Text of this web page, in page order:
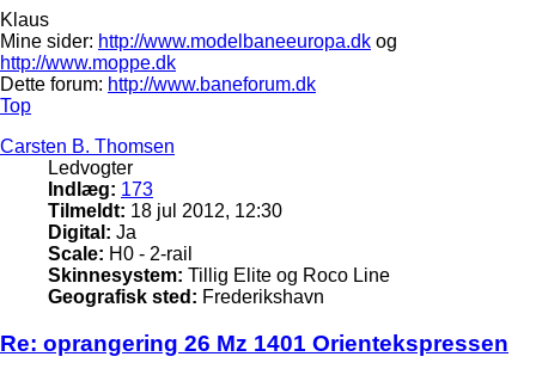
Klaus
Mine sider: http://www.modelbaneeuropa.dk og
http://www.moppe.dk
Dette forum: http://www.baneforum.dk
Top
Carsten B. Thomsen
Ledvogter
Indlæg: 173
Tilmeldt: 18 jul 2012, 12:30
Digital: Ja
Scale: H0 - 2-rail
Skinnesystem: Tillig Elite og Roco Line
Geografisk sted: Frederikshavn
Re: oprangering 26 Mz 1401 Orientekspressen